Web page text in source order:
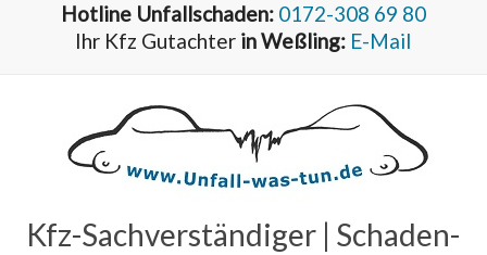
Hotline Unfallschaden: 0172-308 69 80
Ihr Kfz Gutachter in Weßling: E-Mail
Kfz-Sachverständiger | Schaden-